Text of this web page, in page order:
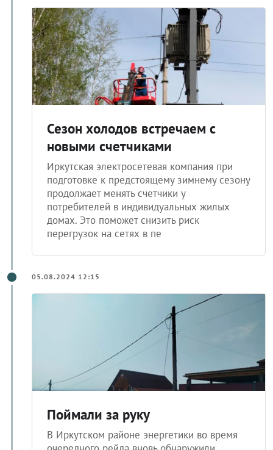
Сезон холодов встречаем с
новыми счетчиками
Иркутская электросетевая компания при
подготовке к предстоящему зимнему сезону
продолжает менять счетчики у
потребителей в индивидуальных жилых
домах. Это поможет снизить риск
перегрузок на сетях в пе
05.08.2024 12:15
Поймали за руку
В Иркутском районе энергетики во время